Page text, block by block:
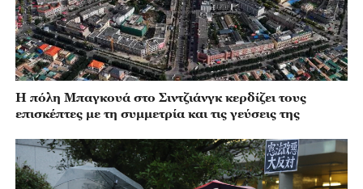
Η πόλη Μπαγκουά στο Σιντζιάνγκ κερδίζει τους
επισκέπτες με τη συμμετρία και τις γεύσεις της